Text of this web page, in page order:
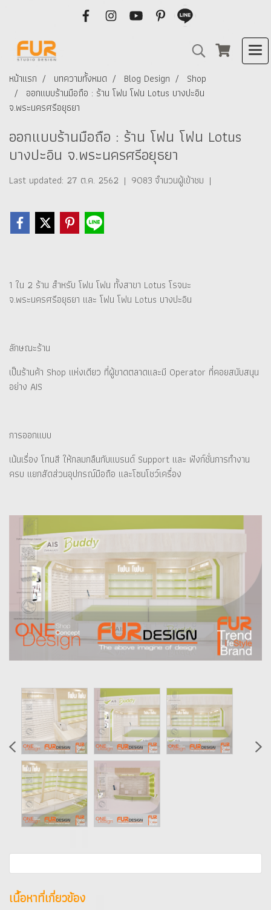
หน้าแรก บทความทั้งหมด Blog Design
Shop
ออกแบบร้านมือถือ : ร้าน โฟน โฟน Lotus บางปะอิน
จ.พระนครศรีอยุธยา
ออกแบบร้านมือถือ : ร้าน โฟน โฟน Lotus
บางปะอิน จ.พระนครศรีอยุธยา
Last updated: 27 ต.ค. 2562 | 9083 จำนวนผู้เข้าชม |
1 ใน 2 ร้าน สำหรับ โฟน โฟน ทั้งสาขา Lotus โรจนะ
จ.พระนครศรีอยุธยา และ โฟน โฟน Lotus บางปะอิน
ลักษณะร้าน
เป็นร้านค้า Shop แห่งเดียว ที่ผู้ขาดตลาดและมี Operator ที่คอยสนับสนุน
อย่าง AIS
การออกแบบ
เน้นเรื่อง โทนสี ให้กลมกลืนกับแบรนด์ Support และ ฟังก์ชั่นการทำงาน
ครบ แยกสัดส่วนอุปกรณ์มือถือ และโซนโชว์เครื่อง
เนื้อหาที่เกี่ยวข้อง